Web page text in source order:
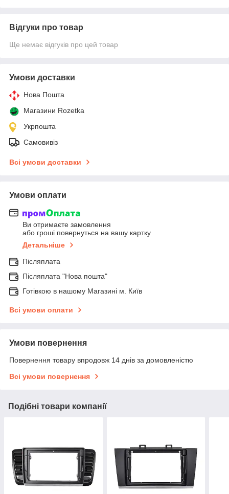
Відгуки про товар
Ще немає відгуків про цей товар
Умови доставки
Нова Пошта
Магазини Rozetka
Укрпошта
Самовивіз
Всі умови доставки
Умови оплати
Ви отримаєте замовлення
або гроші повернуться на вашу картку
Детальніше
Післяплата
Післяплата "Нова пошта"
Готівкою в нашому Магазині м. Київ
Всі умови оплати
Умови повернення
Повернення товару впродовж 14 днів за домовленістю
Всі умови повернення
Подібні товари компанії